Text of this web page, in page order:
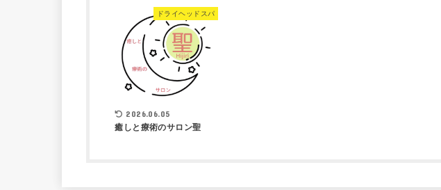
ドライヘッドスパ
2026.06.05
癒しと療術のサロン聖